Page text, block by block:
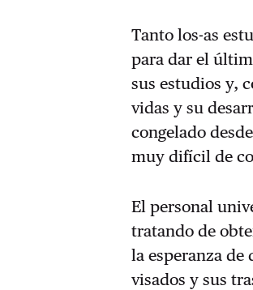
Tanto los-as
para dar el
sus estudios y,
vidas y su
congelado
muy difícil de
El personal
tratando de
la esperanza
visados y sus